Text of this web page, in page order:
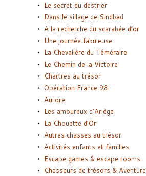
Le secret du destrier
Dans le sillage de Sindbad
A la recherche du scarabée d’or
Une journée fabuleuse
La Chevalière du Téméraire
Le Chemin de la Victoire
Chartres au trésor
Opération France 98
Aurore
Les amoureux d’Ariège
La Chouette d’Or
Autres chasses au trésor
Activités enfants et familles
Escape games & escape rooms
Chasseurs de trésors & Aventure